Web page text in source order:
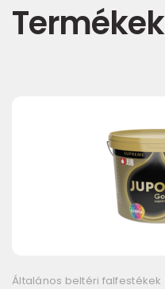
Termékek
Általános beltéri falfestékek